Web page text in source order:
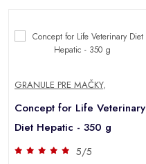
GRANULE PRE MAČKY,
Concept for Life Veterinary
Diet Hepatic - 350 g
5/5